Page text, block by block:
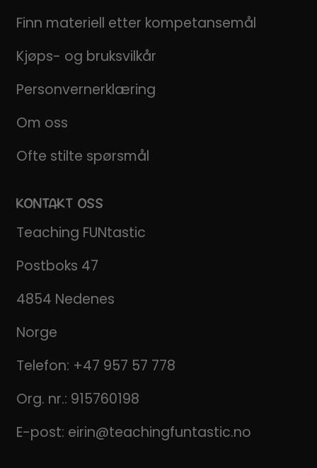
Finn materiell etter kompetansemål
Kjøps- og bruksvilkår
Personvernerklæring
Om oss
Ofte stilte spørsmål
KONTAKT OSS
Teaching FUNtastic
Postboks 47
4854 Nedenes
Norge
Telefon: +47 957 57 778
Org. nr.: 915760198
E-post: eirin@teachingfuntastic.no